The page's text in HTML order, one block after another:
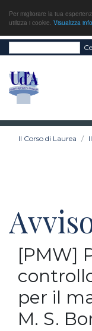
Per migliorare la tua
utilizza i cookie. Visualizza
Il Corso di Laurea
[PMW]
per il
M. S.